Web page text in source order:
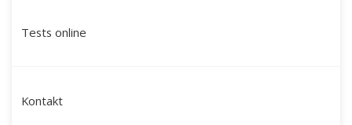
Tests online
Kontakt
Veränderung, die über klassische